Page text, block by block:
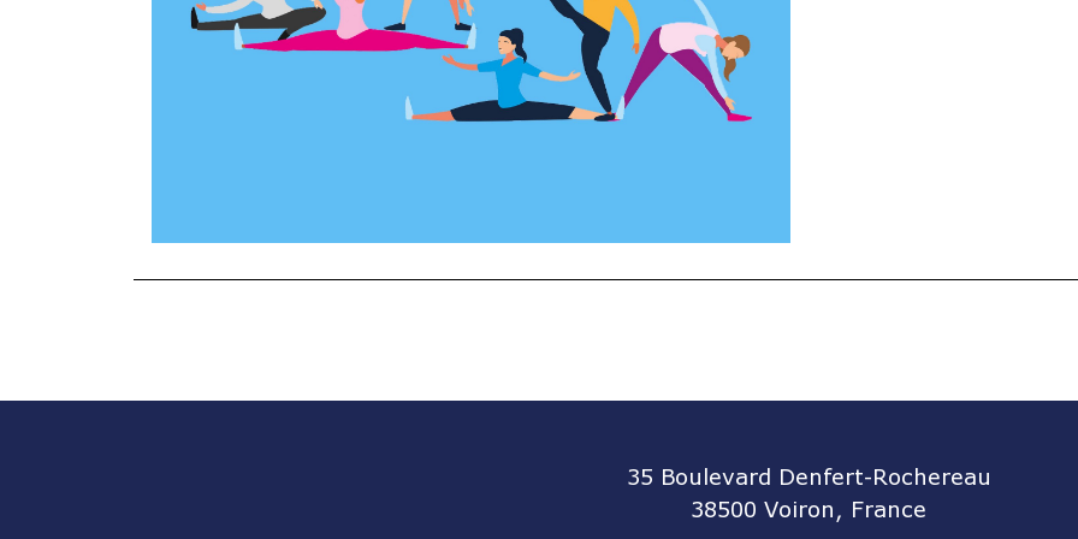
35 Boulevard Denfert-Rochereau
38500 Voiron, France